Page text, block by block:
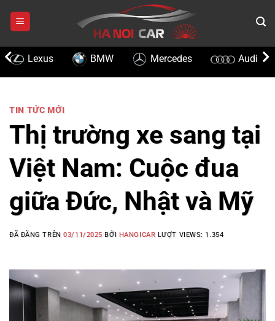
dung Lexus BMW Mercedes Audi
TIN TỨC MỚI
Thị trường xe sang tại
Việt Nam: Cuộc đua
giữa Đức, Nhật và Mỹ
ĐÃ ĐĂNG TRÊN03/11/2025 BỞI HANOICAR LƯỢT VIEWS: 1.354